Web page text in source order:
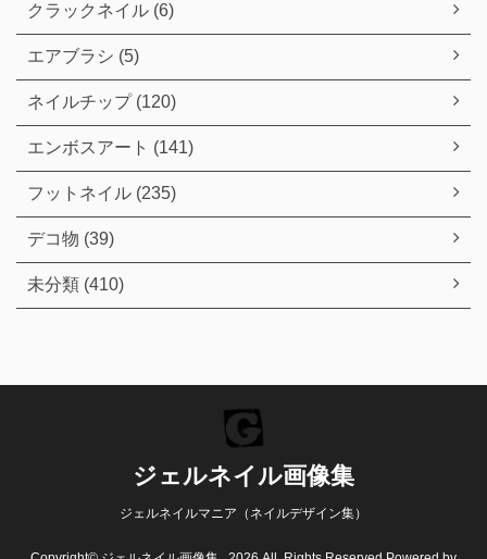
クラックネイル (6)
エアブラシ (5)
ネイルチップ (120)
エンボスアート (141)
フットネイル (235)
デコ物 (39)
未分類 (410)
ジェルネイル画像集
ジェルネイルマニア（ネイルデザイン集）